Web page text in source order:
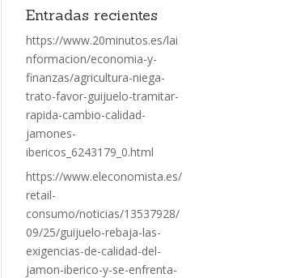
Entradas recientes
https://www.20minutos.es/lai
nformacion/economia-y-
finanzas/agricultura-niega-
trato-favor-guijuelo-tramitar-
rapida-cambio-calidad-
jamones-
ibericos_6243179_0.html
https://www.eleconomista.es/
retail-
consumo/noticias/13537928/
09/25/guijuelo-rebaja-las-
exigencias-de-calidad-del-
jamon-iberico-y-se-enfrenta-